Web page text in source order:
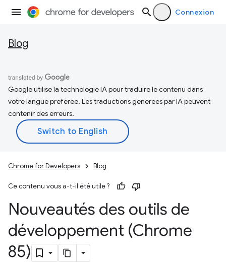
Connexion
Blog
Google utilise la technologie IA pour traduire le contenu dans
votre langue préférée. Les traductions générées par IA peuvent
contenir des erreurs.
Chrome for Developers Blog
Ce contenu vous a-t-il été utile ?
Nouveautés des outils de
développement (Chrome
85)